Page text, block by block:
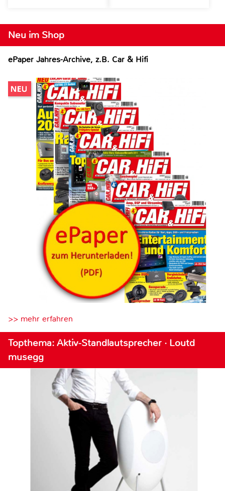
Neu im Shop
ePaper Jahres-Archive, z.B. Car & Hifi
>> mehr erfahren
Topthema: Aktiv-Standlautsprecher · Loutd
musegg